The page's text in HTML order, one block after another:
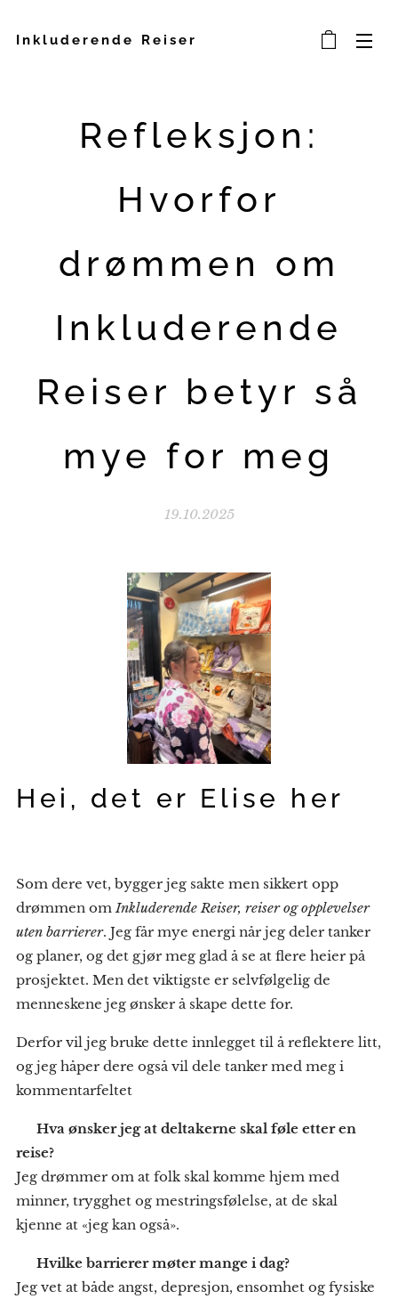
Inkluderende Reiser
Refleksjon:
Hvorfor
drømmen om
Inkluderende
Reiser betyr så
mye for meg
19.10.2025
Hei, det er Elise her
Som dere vet, bygger jeg sakte men sikkert opp
drømmen om Inkluderende Reiser, reiser og opplevelser
uten barrierer. Jeg får mye energi når jeg deler tanker
og planer, og det gjør meg glad å se at flere heier på
prosjektet. Men det viktigste er selvfølgelig de
menneskene jeg ønsker å skape dette for.
Derfor vil jeg bruke dette innlegget til å reflektere litt,
og jeg håper dere også vil dele tanker med meg i
kommentarfeltet 💙
Hva ønsker jeg at deltakerne skal føle etter en
reise?
Jeg drømmer om at folk skal komme hjem med
minner, trygghet og mestringsfølelse, at de skal
kjenne at «jeg kan også».
Hvilke barrierer møter mange i dag?
Jeg vet at både angst, depresjon, ensomhet og fysiske